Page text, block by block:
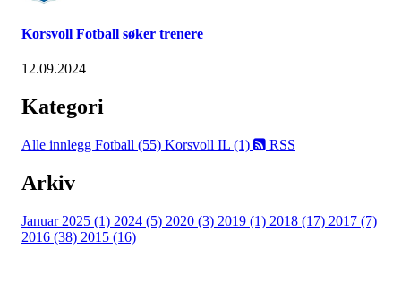
Korsvoll Fotball søker trenere
12.09.2024
Kategori
Alle innlegg Fotball (55) Korsvoll IL (1) RSS
Arkiv
Januar 2025 (1) 2024 (5) 2020 (3) 2019 (1) 2018 (17) 2017 (7)
2016 (38) 2015 (16)